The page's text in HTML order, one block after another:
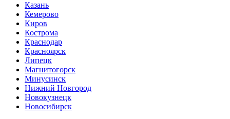
Казань
Кемерово
Киров
Кострома
Краснодар
Красноярск
Липецк
Магнитогорск
Минусинск
Нижний Новгород
Новокузнецк
Новосибирск